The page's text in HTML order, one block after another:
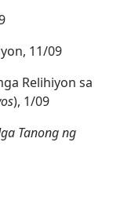
11/09
Relihiyon sa
), 1/09
Tanong ng